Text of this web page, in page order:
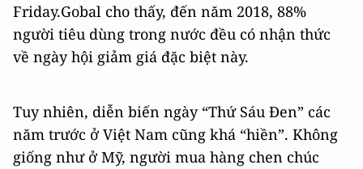
Friday.Gobal cho thấy, đến năm 2018, 88%
người tiêu dùng trong nước đều có nhận thức
về ngày hội giảm giá đặc biệt này.
Tuy nhiên, diễn biến ngày “Thứ Sáu Đen” các
năm trước ở Việt Nam cũng khá “hiền”. Không
giống như ở Mỹ, người mua hàng chen chúc